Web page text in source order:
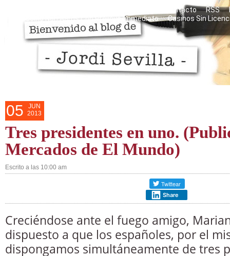
Contacto RSS
Casino Non Aams Con Prelievo Immediato
Casinos Sin
05
JUN
2013
Tres presidentes en uno.
Mercados de El Mundo)
Escrito a las 10:00 am
Share
Creciéndose ante el fuego amigo,
dispuesto a que los españoles, por el
dispongamos simultáneamente de tres